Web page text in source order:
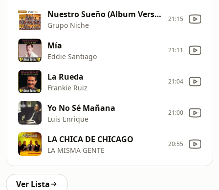
Nuestro Sueño (Album Version)
Grupo Niche
21:15
Mía
Eddie Santiago
21:11
La Rueda
Frankie Ruiz
21:04
Yo No Sé Mañana
Luis Enrique
21:00
LA CHICA DE CHICAGO
LA MISMA GENTE
20:55
Ver Lista